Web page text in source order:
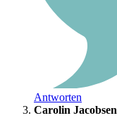
Antworten
Carolin Jacobsen